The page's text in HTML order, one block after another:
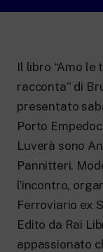
New 24
e
RaiNews
Le
Il libro “Amo
racconta” di
presentato
Porto
Luverà sono
Pannitteri.
l’incontro,
Ferroviario ex
Edito da Rai
appassionato